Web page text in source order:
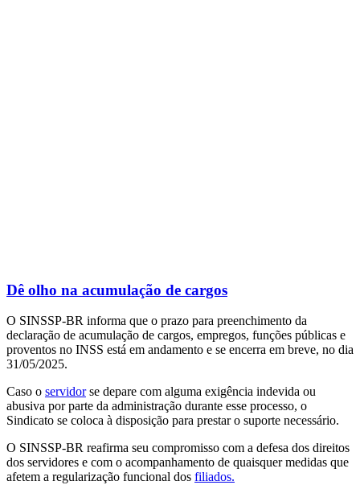
Dê olho na acumulação de cargos
O SINSSP-BR informa que o prazo para preenchimento da
declaração de acumulação de cargos, empregos, funções públicas e
proventos no INSS está em andamento e se encerra em breve, no dia
31/05/2025.
Caso o servidorse depare com alguma exigência indevida ou
abusiva por parte da administração durante esse processo, o
Sindicato se coloca à disposição para prestar o suporte necessário.
O SINSSP-BR reafirma seu compromisso com a defesa dos direitos
dos servidores e com o acompanhamento de quaisquer medidas que
afetem a regularização funcional dos filiados.